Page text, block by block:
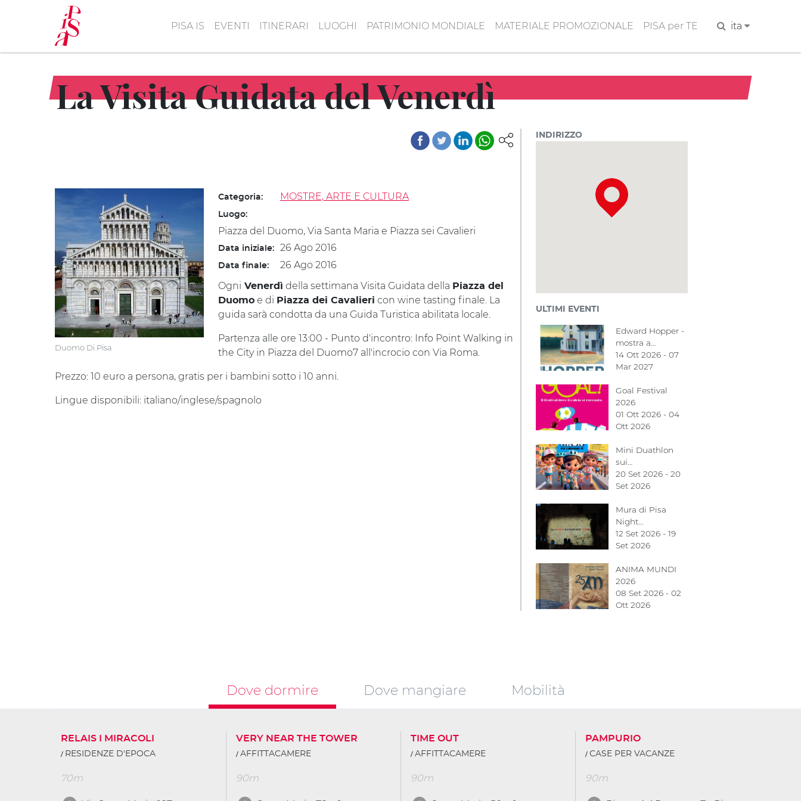
principale
PISA IS EVENTI ITINERARI LUOGHI PATRIMONIO MONDIALE MATERIALE PROMOZIONALE PISA per TE Cerca ita
La Visita Guidata del Venerdì
Duomo Di Pisa
Categoria: MOSTRE, ARTE E CULTURA
Luogo:
Piazza del Duomo, Via Santa Maria e Piazza sei Cavalieri
Data iniziale: 26 Ago 2016
Data finale:
26 Ago 2016
Ogni Venerdì della settimana Visita Guidata della Piazza del
Duomo e di Piazza dei Cavalieri con wine tasting finale. La
guida sarà condotta da una Guida Turistica abilitata locale.
Partenza alle ore 13:00 - Punto d'incontro: Info Point Walking in
the City in Piazza del Duomo7 all'incrocio con Via Roma.
Prezzo: 10 euro a persona, gratis per i bambini sotto i 10 anni.
Lingue disponibili: italiano/inglese/spagnolo
INDIRIZZO
ULTIMI EVENTI
Edward Hopper -
mostra a…
14 Ott 2026 - 07
Mar 2027
Goal Festival
2026
01 Ott 2026 - 04
Ott 2026
Mini Duathlon
sui…
20 Set 2026 - 20
Set 2026
Mura di Pisa
Night…
12 Set 2026 - 19
Set 2026
ANIMA MUNDI
2026
08 Set 2026 - 02
Ott 2026
Dove dormire Dove mangiare Mobilità
RELAIS I MIRACOLI
RESIDENZE D'EPOCA
70m
VERY NEAR THE TOWER
AFFITTACAMERE
90m
TIME OUT
AFFITTACAMERE
90m
PAMPURIO
CASE PER VACANZE
90m